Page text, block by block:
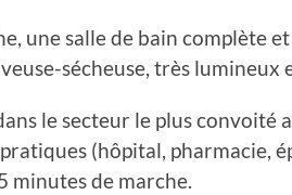
une salle de bain complète et
sécheuse, très lumineux
le secteur le plus convoité
(hôpital, pharmacie,
minutes de marche.